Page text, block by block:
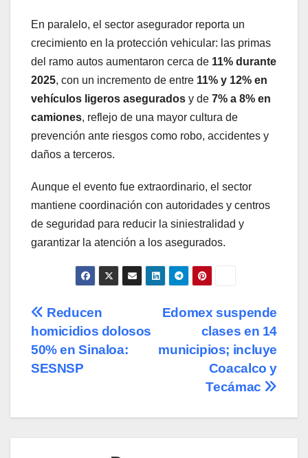
En paralelo, el sector asegurador reporta un
crecimiento en la protección vehicular: las primas
del ramo autos aumentaron cerca de 11% durante
2025, con un incremento de entre 11% y 12% en
vehículos ligeros asegurados y de 7% a 8% en
camiones, reflejo de una mayor cultura de
prevención ante riesgos como robo, accidentes y
daños a terceros.
Aunque el evento fue extraordinario, el sector
mantiene coordinación con autoridades y centros
de seguridad para reducir la siniestralidad y
garantizar la atención a los asegurados.
Navegación
de
entradas
Edomex suspende
clases en 14
municipios; incluye
Coacalco y
Tecámac
Reducen
homicidios dolosos
50% en Sinaloa:
SESNSP